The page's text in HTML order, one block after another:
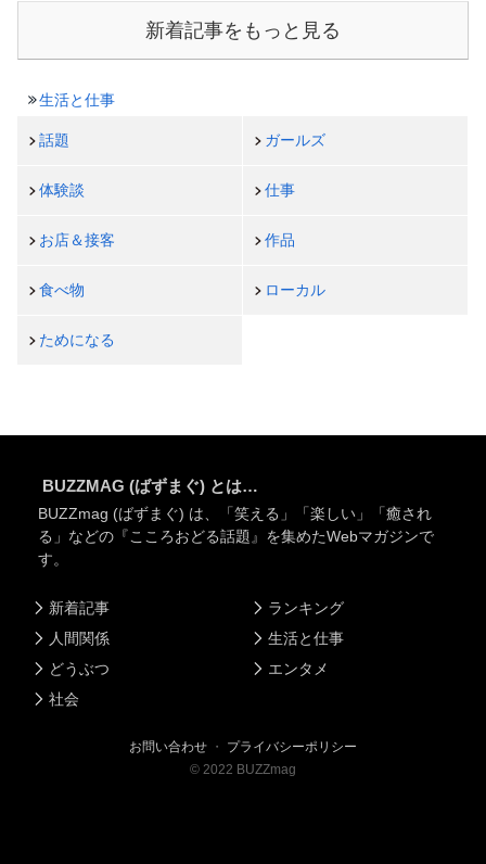
新着記事をもっと見る
生活と仕事
話題 ガールズ
体験談 仕事
お店＆接客 作品
食べ物 ローカル
ためになる
BUZZMAG (ばずまぐ) とは…
BUZZmag (ばずまぐ) は、「笑える」「楽しい」「癒され
る」などの『こころおどる話題』を集めたWebマガジンで
す。
新着記事
人間関係
どうぶつ
社会
ランキング
生活と仕事
エンタメ
お問い合わせ ・ プライバシーポリシー
© 2022 BUZZmag